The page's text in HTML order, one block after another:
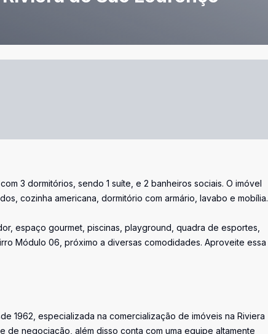
3 dormitórios, sendo 1 suíte, e 2 banheiros sociais. O imóvel
cozinha americana, dormitório com armário, lavabo e mobília.
espaço gourmet, piscinas, playground, quadra de esportes,
Módulo 06, próximo a diversas comodidades. Aproveite essa
1962, especializada na comercialização de imóveis na Riviera
negociação, além disso conta com uma equipe altamente